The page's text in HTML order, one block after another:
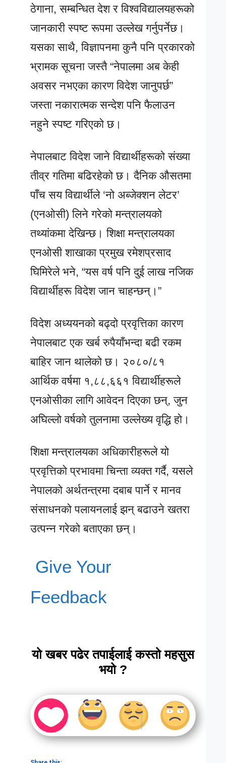
ठेगाना, सम्बन्धित देश र विश्वविद्यालयहरूको
जानकारी स्पष्ट रूपमा उल्लेख गर्नुपर्नेछ।
यसका साथै, विज्ञापनमा कुनै पनि प्रकारको
भ्रामक सूचना जस्तै “नेपालमा अब केही
अवसर नभएका कारण विदेश जानुपर्छ”
जस्ता नकारात्मक सन्देश पनि फैलाउन
नहुने स्पष्ट गरिएको छ।
नेपालबाट विदेश जाने विद्यार्थीहरूको संख्या
तीव्र गतिमा बढिरहेको छ। दैनिक औसतमा
पाँच सय विद्यार्थीले ‘नो अब्जेक्शन लेटर’
(एनओसी) लिने गरेको मन्त्रालयको
तथ्यांकमा देखिन्छ। शिक्षा मन्त्रालयका
एनओसी शाखाका प्रमुख रमेशप्रसाद
घिमिरेले भने, “यस वर्ष पनि दुई लाख नजिक
विद्यार्थीहरू विदेश जान चाहन्छन्।”
विदेश अध्ययनको बढ्दो प्रवृत्तिका कारण
नेपालबाट एक खर्ब रुपैयाँभन्दा बढी रकम
बाहिर जान थालेको छ। २०८०/८१
आर्थिक वर्षमा १,८८,६६१ विद्यार्थीहरूले
एनओसीका लागि आवेदन दिएका छन्, जुन
अघिल्लो वर्षको तुलनामा उल्लेख्य वृद्धि हो।
शिक्षा मन्त्रालयका अधिकारीहरूले यो
प्रवृत्तिको प्रभावमा चिन्ता व्यक्त गर्दै, यसले
नेपालको अर्थतन्त्रमा दबाब पार्ने र मानव
संसाधनको पलायनलाई झन् बढाउने खतरा
उत्पन्न गरेको बताएका छन्।
Give Your
Feedback
यो खबर पढेर तपाईलाई कस्तो महसुस
भयो ?